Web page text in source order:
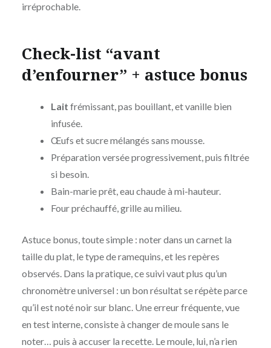
irréprochable.
Check-list “avant
d’enfourner” + astuce bonus
Lait frémissant, pas bouillant, et vanille bien
infusée.
Œufs et sucre mélangés sans mousse.
Préparation versée progressivement, puis filtrée
si besoin.
Bain-marie prêt, eau chaude à mi-hauteur.
Four préchauffé, grille au milieu.
Astuce bonus, toute simple : noter dans un carnet la
taille du plat, le type de ramequins, et les repères
observés. Dans la pratique, ce suivi vaut plus qu’un
chronomètre universel : un bon résultat se répète parce
qu’il est noté noir sur blanc. Une erreur fréquente, vue
en test interne, consiste à changer de moule sans le
noter… puis à accuser la recette. Le moule, lui, n’a rien